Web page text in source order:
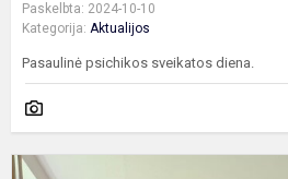
Paskelbta: 2024-10-10
Kategorija: Aktualijos
Pasaulinė psichikos sveikatos diena.